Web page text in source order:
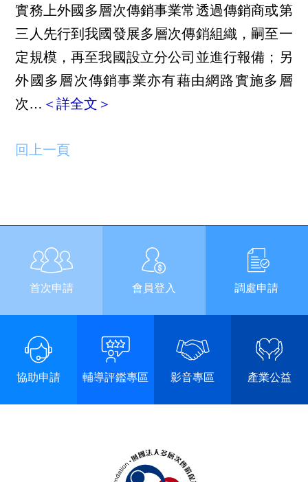
實務上外國多層次傳銷事業常透過傳銷商或第
三人先行到我國發展多層次傳銷組織，嗣至一
定規模，再至我國設立分公司並進行報備；另
外國多層次傳銷事業亦有藉由網路實施多層
次… ＜詳全文＞
回上一頁
首次申請 會員登入 調處申請
協助申請 輔導評鑑專區 影音專區 產業公益